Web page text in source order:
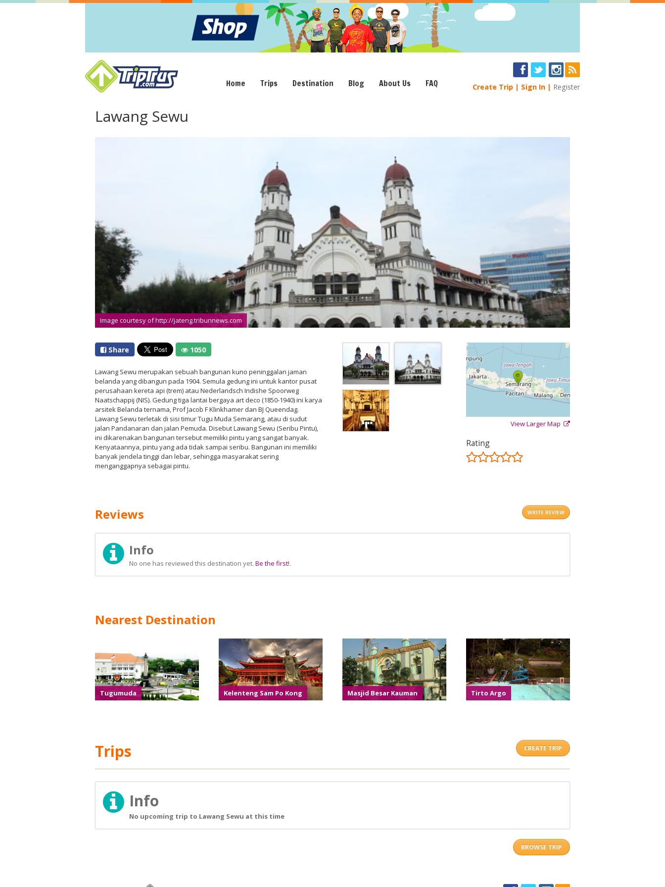
Home Trips Destination Blog About Us FAQ Create Trip Sign In Register
Lawang Sewu
Image courtesy of http://jateng.tribunnews.com
Share 1050
Lawang Sewu merupakan sebuah bangunan kuno peninggalan jaman
belanda yang dibangun pada 1904. Semula gedung ini untuk kantor pusat
perusahaan kereta api (trem) atau Nederlandsch Indishe Spoorweg
Naatschappij (NIS). Gedung tiga lantai bergaya art deco (1850-1940) ini karya
arsitek Belanda ternama, Prof Jacob F Klinkhamer dan BJ Queendag.
Lawang Sewu terletak di sisi timur Tugu Muda Semarang, atau di sudut
jalan Pandanaran dan jalan Pemuda. Disebut Lawang Sewu (Seribu Pintu),
ini dikarenakan bangunan tersebut memiliki pintu yang sangat banyak.
Kenyataannya, pintu yang ada tidak sampai seribu. Bangunan ini memiliki
banyak jendela tinggi dan lebar, sehingga masyarakat sering
menganggapnya sebagai pintu.
View Larger Map
Rating
WRITE REVIEW
Reviews
Info
No one has reviewed this destination yet. Be the first!.
Nearest Destination
Tugumuda Kelenteng Sam Po Kong Masjid Besar Kauman Tirto Argo
Trips CREATE TRIP
Info
No upcoming trip to Lawang Sewu at this time
BROWSE TRIP